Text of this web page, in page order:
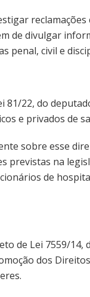
reclamações
de divulgar
penal, civil e
22, do
e privados de
sobre esse
previstas na
de
de Lei 7559/14,
dos